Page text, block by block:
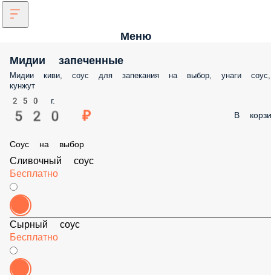
Меню
Мидии запеченные
Мидии киви, соус для запекания на выбор, унаги
кунжут
250 г.
520 ₽ В
Соус на выбор
Сливочный соус
Бесплатно
Сырный соус
Бесплатно